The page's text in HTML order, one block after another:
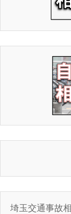
埼玉交通事故